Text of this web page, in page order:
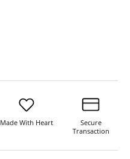
Made With Heart
Secure
Transaction